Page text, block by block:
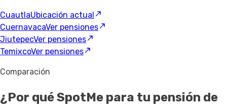
CuautlaUbicación actual
CuernavacaVer pensiones
JiutepecVer pensiones
TemixcoVer pensiones
Comparación
¿Por qué SpotMe para tu pensión de